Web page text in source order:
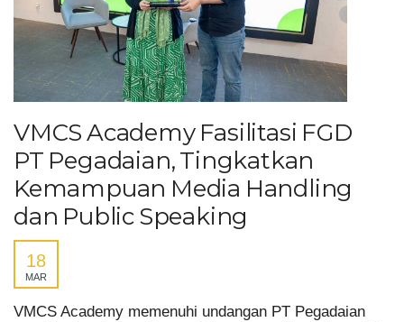
VMCS Academy Fasilitasi FGD
PT Pegadaian, Tingkatkan
Kemampuan Media Handling
dan Public Speaking
18
MAR
VMCS Academy memenuhi undangan PT Pegadaian